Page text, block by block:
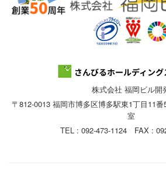
株式会社 福岡ビル開
〒812-0013 福岡市博多区博多駅東1丁目11
室
TEL : 092-473-1124 FAX :